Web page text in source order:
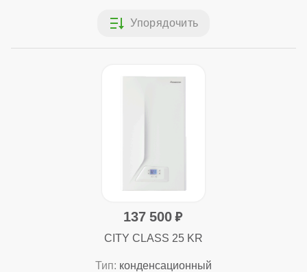
137 500
CITY CLASS 25 KR
Тип: конденсационный